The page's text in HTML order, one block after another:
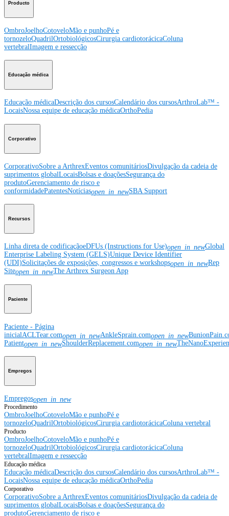
Producto
OmbroJoelhoCotoveloMão e punhoPé e
tornozeloQuadrilOrtobiológicosCirurgia cardiotorácicaColuna
vertebralImagem e ressecção
Educação médica
Educação médicaDescrição dos cursosCalendário dos cursosArthroLab™ -
LocaisNossa equipe de educação médicaOrthoPedia
Corporativo
CorporativoSobre a ArthrexEventos comunitáriosDivulgação da cadeia de
suprimentos globalLocaisBolsas e doaçõesSegurança do
produtoGerenciamento de risco e
conformidadePatentesNotíciasopen_in_newSBA Support
Recursos
Linha direta de codificaçãoeDFUs (Instructions for Use)open_in_newGlobal
Enterprise Labeling System (GELS)Unique Device Identifier
(UDI)Solicitações de exposições, congressos e workshopsopen_in_newRep
Siteopen_in_newThe Arthrex Surgeon App
Paciente
Paciente - Página
inicial ACLTear.comopen_in_newAnkleSprain.comopen_in_new
Patientopen_in_newShoulderReplacement.comopen_in_new
Empregos
Empregosopen_in_new
Procedimento
OmbroJoelhoCotoveloMão e punhoPé e
tornozeloQuadrilOrtobiológicosCirurgia cardiotorácicaColuna vertebral
Producto
OmbroJoelhoCotoveloMão e punhoPé e
tornozeloQuadrilOrtobiológicosCirurgia cardiotorácicaColuna
vertebralImagem e ressecção
Educação médica
Educação médicaDescrição dos cursosCalendário dos cursosArthroLab™ -
LocaisNossa equipe de educação médicaOrthoPedia
Corporativo
CorporativoSobre a ArthrexEventos comunitáriosDivulgação da cadeia de
suprimentos globalLocaisBolsas e doaçõesSegurança do
produtoGerenciamento de risco e